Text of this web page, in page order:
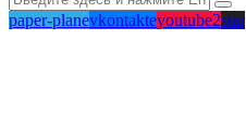
paper-planevkontakteyoutube2star